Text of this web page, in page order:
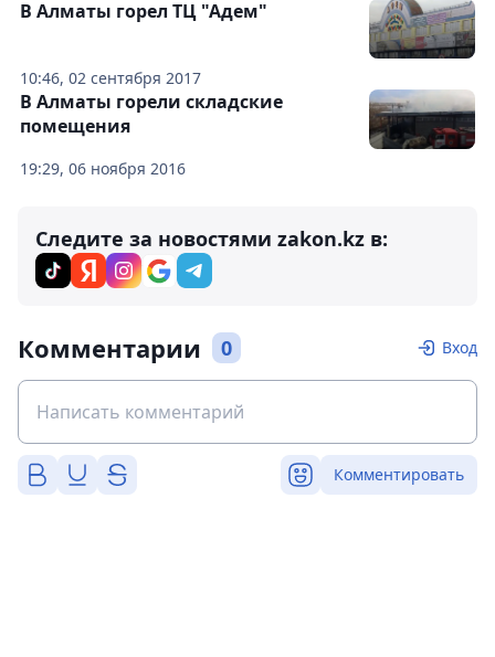
10:46, 02 сентября 2017
В Алматы горел ТЦ "Адем"
19:29, 06 ноября 2016
В Алматы горели складские
помещения
Следите за новостями zakon.kz в:
Комментарии 0 Вход
Комментировать